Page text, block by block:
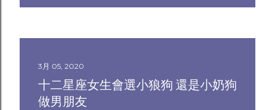
3月 05, 2020
十二星座女生會選小狼狗 還是小奶狗
做男朋友